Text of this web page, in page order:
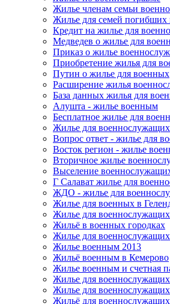
Жилье членам семьи
Жилье для семей
Кредит на жилье для
Медведев о жилье для
Приказ о жилье
Приобретение жилья для
Путин о жилье для военных
Расширение жилья
База данных жилья для
Алушта - жилье военным
Бесплатное жилье для
Жилье для
Вопрос ответ - жилье для
Восток регион - жилье
Вторичное жилье
Выселение
Г Салават жилье для
ЖДО - жилье для
Жилье для военных в
Жилье для
Жильё в военных городках
Жилье для
Жилье военным 2013
Жильё военным в Кемерово
Жилье военным и счетная
Жилье для
Жилье для военнослужащих
Жильё для